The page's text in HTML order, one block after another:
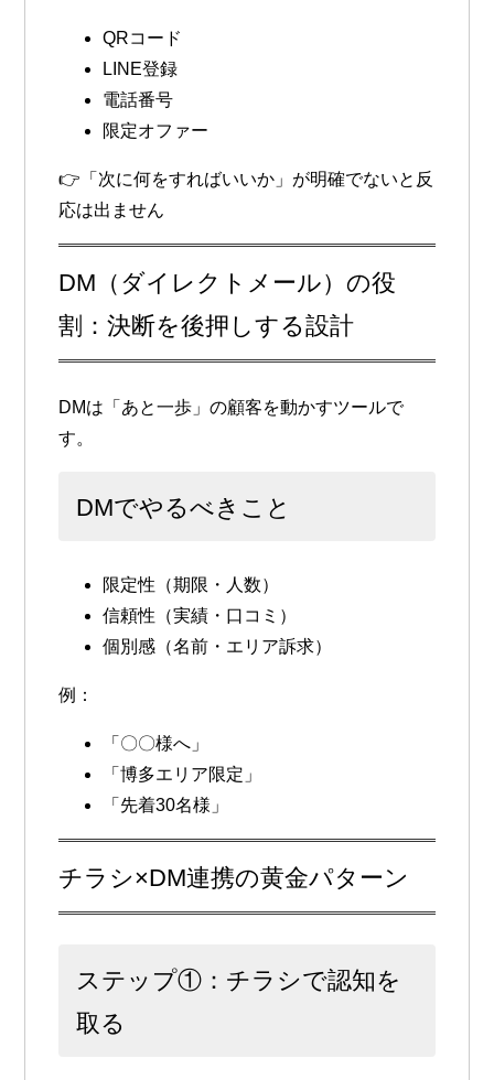
QRコード
LINE登録
電話番号
限定オファー
👉「次に何をすればいいか」が明確でないと反
応は出ません
DM（ダイレクトメール）の役
割：決断を後押しする設計
DMは「あと一歩」の顧客を動かすツールで
す。
DMでやるべきこと
限定性（期限・人数）
信頼性（実績・口コミ）
個別感（名前・エリア訴求）
例：
「〇〇様へ」
「博多エリア限定」
「先着30名様」
チラシ×DM連携の黄金パターン
ステップ①：チラシで認知を
取る